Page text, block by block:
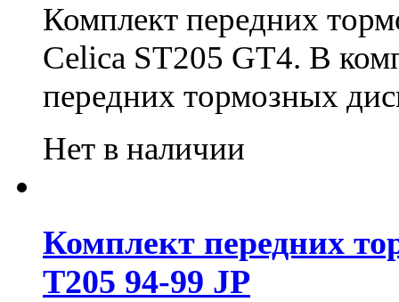
Комплект передних
Celica ST205 GT4. В
передних тормозных
Нет в наличии
Комплект передних
T205 94-99 JP